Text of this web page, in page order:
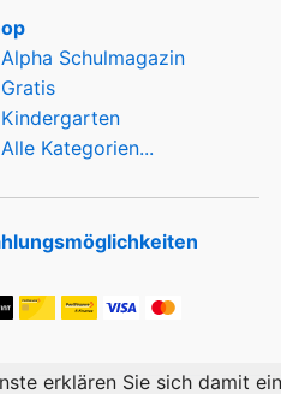
Alpha Schulmagazin
Gratis
Kindergarten
Alle Kategorien...
erklären Sie sich damit